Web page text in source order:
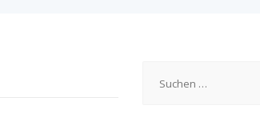
nach: